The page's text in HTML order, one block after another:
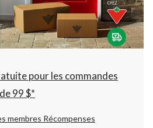
Ouvert,
Fermeture
à
22:00
changer
pour les commandes
99 $*
membres Récompenses